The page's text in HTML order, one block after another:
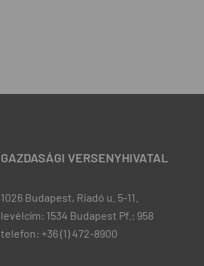
GAZDASÁGI VERSENYHIVATAL
1026 Budapest, Riadó u. 5-11.
levélcím: 1534 Budapest Pf.: 958
telefon: +36 (1) 472-8900